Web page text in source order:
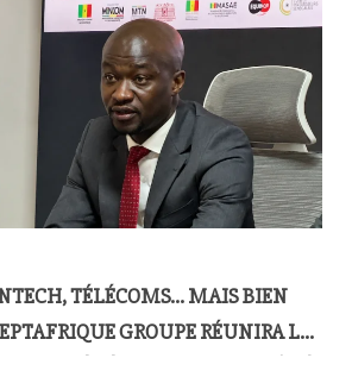
TÉLÉCOMS… MAIS BIEN
GROUPE RÉUNIRA LE
SÉNÉGALAISE LE 10 AOÛT À